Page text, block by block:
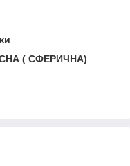
( СФЕРИЧНА)